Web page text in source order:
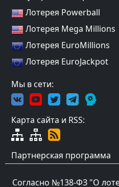
Лотерея Powerball
Лотерея Mega Millions
Лотерея EuroMillions
Лотерея EuroJackpot
Мы в сети:
Карта сайта и RSS:
Партнерская программа
Согласно №138-ФЗ "О